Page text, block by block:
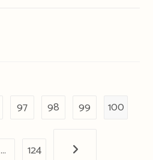
97 98 99 100
… 124 Próxima página